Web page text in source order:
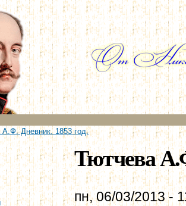
А.Ф. Дневник. 1853 год.
Тютчева
пн, 06/03/2013 -